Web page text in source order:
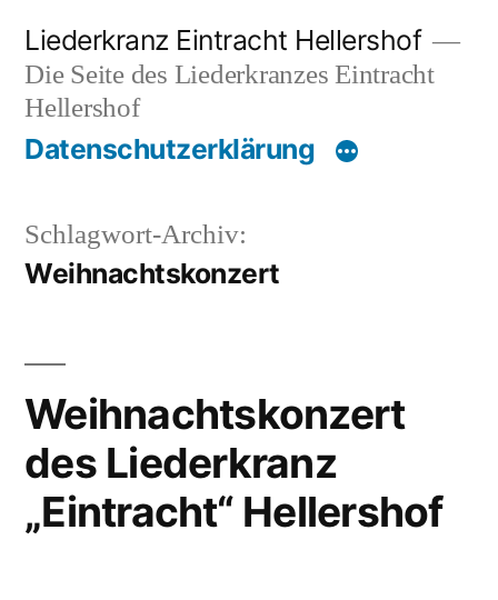
Inhalt
springen
Liederkranz Eintracht Hellershof
Die Seite des Liederkranzes Eintracht
Hellershof
Datenschutzerklärung
Schlagwort-Archiv:
Weihnachtskonzert
Weihnachtskonzert
des Liederkranz
„Eintracht“ Hellershof